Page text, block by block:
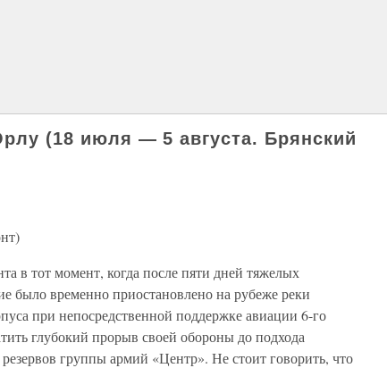
(18 июля — 5 августа. Брянский
в тот момент, когда после пяти дней тяжелых
было временно приостановлено на рубеже реки
при непосредственной поддержке авиации 6-го
глубокий прорыв своей обороны до подхода
группы армий «Центр». Не стоит говорить, что